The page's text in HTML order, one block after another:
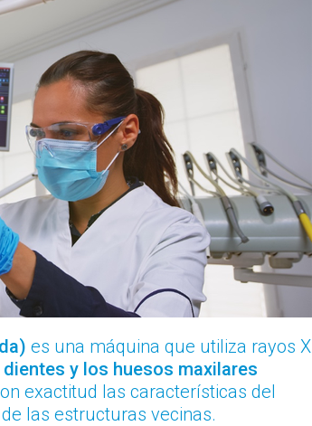
es una máquina que utiliza rayos X
dientes y los huesos maxilares
exactitud las características del
las estructuras vecinas.